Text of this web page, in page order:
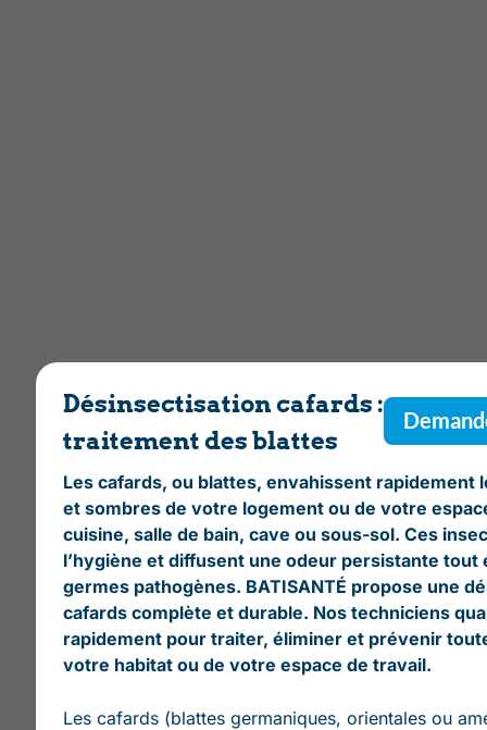
Désinsectisation cafards :
traitement des blattes
Les cafards, ou blattes, envahissent rapidement
et sombres de votre logement ou de votre
cuisine, salle de bain, cave ou sous-sol. Ces
l’hygiène et diffusent une odeur persistante tout
germes pathogènes. BATISANTÉ propose une
cafards complète et durable. Nos techniciens
rapidement pour traiter, éliminer et prévenir
votre habitat ou de votre espace de travail.
Les cafards (blattes germaniques, orientales ou